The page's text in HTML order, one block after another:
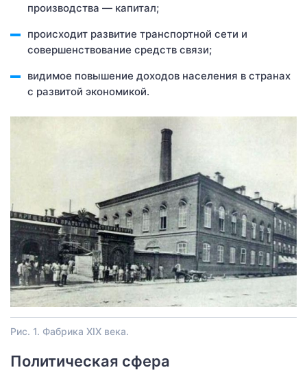
производства — капитал;
происходит развитие транспортной сети и
совершенствование средств связи;
видимое повышение доходов населения в странах
с развитой экономикой.
Рис. 1. Фабрика XIX века.
Политическая сфера